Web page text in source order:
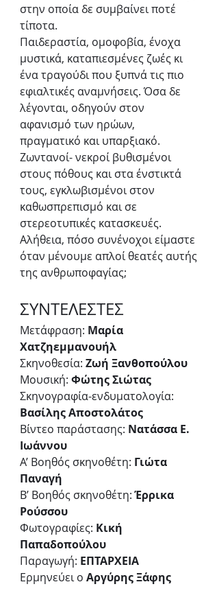
στην οποία δε συμβαίνει ποτέ
τίποτα.
Παιδεραστία, ομοφοβία, ένοχα
μυστικά, καταπιεσμένες ζωές κι
ένα τραγούδι που ξυπνά τις πιο
εφιαλτικές αναμνήσεις. Όσα δε
λέγονται, οδηγούν στον
αφανισμό των ηρώων,
πραγματικό και υπαρξιακό.
Ζωντανοί- νεκροί βυθισμένοι
στους πόθους και στα ένστικτά
τους, εγκλωβισμένοι στον
καθωσπρεπισμό και σε
στερεοτυπικές κατασκευές.
Αλήθεια, πόσο συνένοχοι είμαστε
όταν μένουμε απλοί θεατές αυτής
της ανθρωποφαγίας;
ΣΥΝΤΕΛΕΣΤΕΣ
Μετάφραση: Μαρία
Χατζηεμμανουήλ
Σκηνοθεσία: Ζωή Ξανθοπούλου
Μουσική: Φώτης Σιώτας
Σκηνογραφία-ενδυματολογία:
Βασίλης Αποστολάτος
Βίντεο παράστασης: Νατάσσα Ε.
Ιωάννου
Α’ Βοηθός σκηνοθέτη: Γιώτα
Παναγή
Β’ Βοηθός σκηνοθέτη: Έρρικα
Ρούσσου
Φωτογραφίες: Κική
Παπαδοπούλου
Παραγωγή: ΕΠΤΑΡΧΕΙΑ
Ερμηνεύει ο Αργύρης Ξάφης